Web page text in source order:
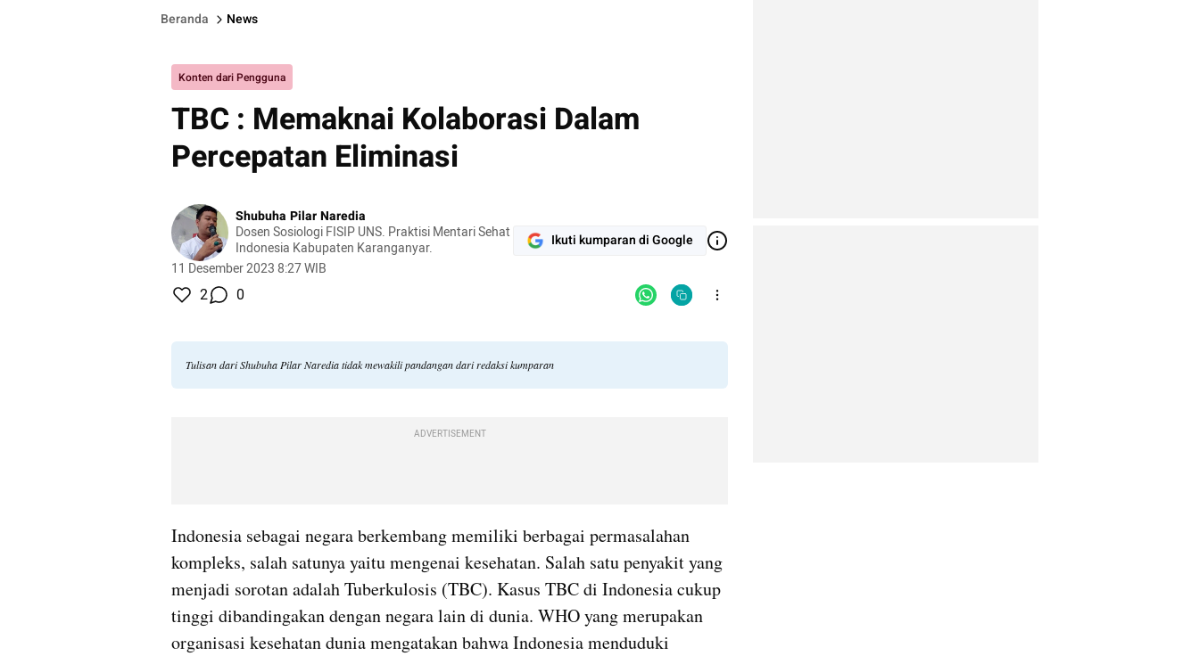
Beranda News
Konten dari Pengguna
TBC : Memaknai Kolaborasi Dalam
Percepatan Eliminasi
Shubuha Pilar Naredia
Dosen Sosiologi FISIP UNS. Praktisi Mentari Sehat
Indonesia Kabupaten Karanganyar.
11 Desember 2023 8:27 WIB
Ikuti kumparan di Google
2 0
Tulisan dari Shubuha Pilar Naredia tidak mewakili pandangan dari redaksi kumparan
ADVERTISEMENT
Indonesia sebagai negara berkembang memiliki berbagai permasalahan
kompleks, salah satunya yaitu mengenai kesehatan. Salah satu penyakit yang
menjadi sorotan adalah Tuberkulosis (TBC). Kasus TBC di Indonesia cukup
tinggi dibandingakan dengan negara lain di dunia. WHO yang merupakan
organisasi kesehatan dunia mengatakan bahwa Indonesia menduduki